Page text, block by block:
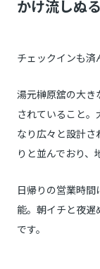
かけ流しぬ
チェックインも済
湯元榊原舘の大き
されていること
なり広々と設計さ
りと並んでおり、
日帰りの営業時
能。朝イチと夜遅
です。